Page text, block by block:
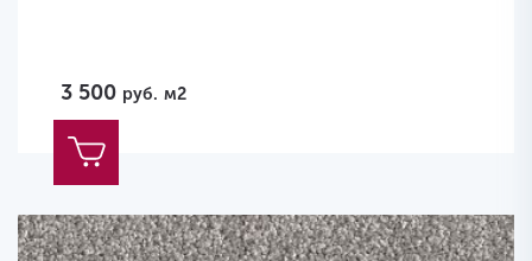
3 500 руб. м2